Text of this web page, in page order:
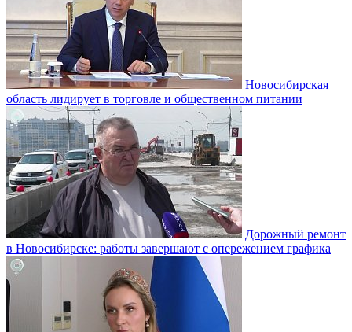
Новосибирская
область лидирует в торговле и общественном питании
Дорожный ремонт
в Новосибирске: работы завершают с опережением графика